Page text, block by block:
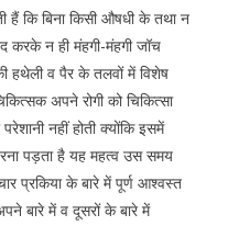
हैं कि बिना किसी औषधी के तथा न
करके न ही मंहगी-मंहगी जॉच
हथेली व पैर के तलवों में विशेष
अपने रोगी को चिकित्सा
नहीं होती क्योंकि इसमें
पड़ता है यह महत्व उस समय
प्रकिया के बारे में पूर्ण आश्वस्त
बारे में व दूसरों के बारे में